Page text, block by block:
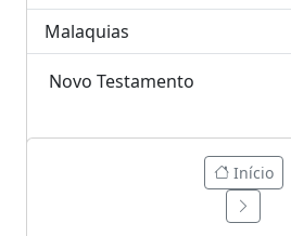
Malaquias
Novo Testamento
Início